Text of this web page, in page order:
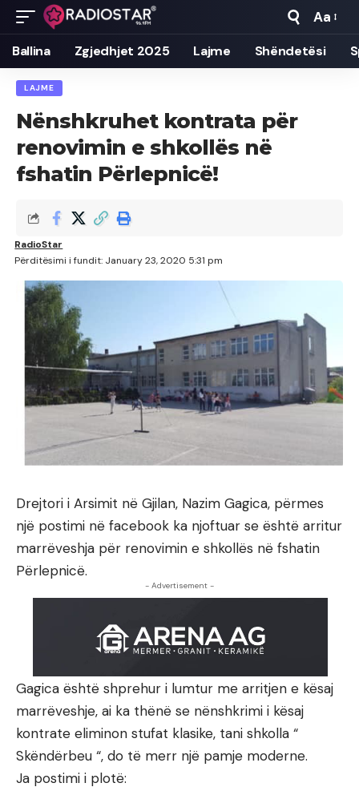
Font
Resizer
Aa
Ballina Zgjedhjet 2025 Lajme Shëndetësi
LAJME
Nënshkruhet kontrata për
renovimin e shkollës në
fshatin Përlepnicë!
Përditësimi i fundit: January 23, 2020 5:31 pm
RadioStar
Drejtori i Arsimit në Gjilan, Nazim Gagica, përmes
një postimi në facebook ka njoftuar se është arritur
marrëveshja për renovimin e shkollës në fshatin
Përlepnicë.
- Advertisement -
Gagica është shprehur i lumtur me arritjen e kësaj
marrëveshje, ai ka thënë se nënshkrimi i kësaj
kontrate eliminon stufat klasike, tani shkolla “
Skëndërbeu “, do të merr një pamje moderne.
Ja postimi i plotë: